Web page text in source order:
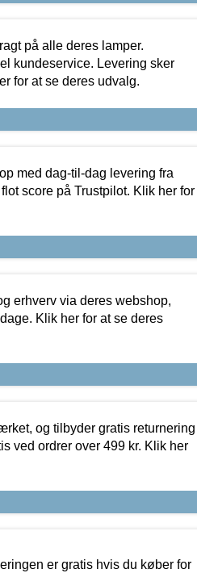
på alle deres lamper.
kundeservice. Levering sker
for at se deres udvalg.
med dag-til-dag levering fra
score på Trustpilot. Klik her for
erhverv via deres webshop,
Klik her for at se deres
og tilbyder gratis returnering
ved ordrer over 499 kr. Klik her
er gratis hvis du køber for